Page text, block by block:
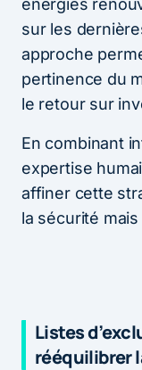
énergies
sur les
approche
pertinence du
le retour sur
En combinant
expertise
affiner cette
la sécurité
Listes
rééquilibrer